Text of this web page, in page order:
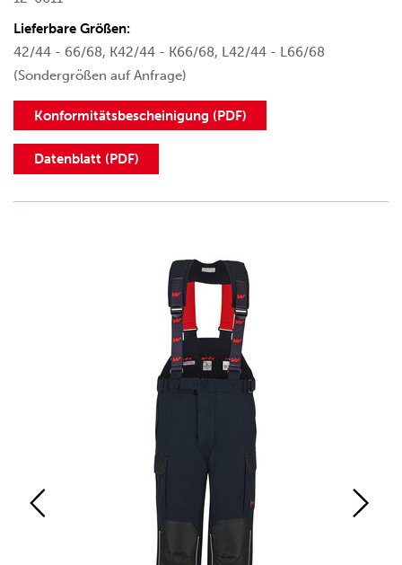
Lieferbare Größen:
42/44 - 66/68, K42/44 - K66/68, L42/44 - L66/68
(Sondergrößen auf Anfrage)
Konformitätsbescheinigung (PDF)
Datenblatt (PDF)